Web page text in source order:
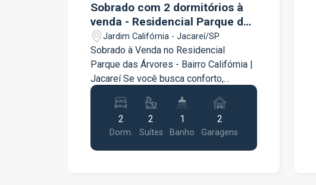
Sobrado com 2 dormitórios à
venda - Residencial Parque das
Árvores
Jardim Califórnia - Jacareí/SP
Sobrado à Venda no Residencial
Parque das Árvores - Bairro Califórnia |
Jacareí Se você busca conforto,
privacidade e qualidade de vida em um
condomínio tranquilo e bem localizado,
este lindo sobrado é a oportunidade
ideal! Com um projeto funcional e
ambientes amplos, o imóvel oferece
2
Dorm.
2
Suítes
1
Banho
2
Garagens